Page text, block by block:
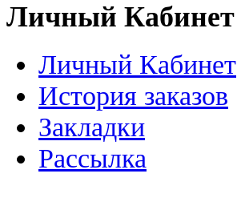
Личный Кабинет
Личный Кабинет
История заказов
Закладки
Рассылка